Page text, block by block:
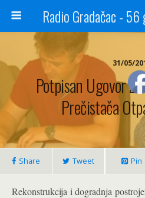
31/05/
Potpisan Ugovor
Prečistača
Share Tweet Pin
Rekonstrukcija i dogradnja